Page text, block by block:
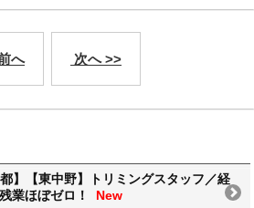
へ 次へ >>
】【東中野】トリミングスタッフ／経
業ほぼゼロ！ New